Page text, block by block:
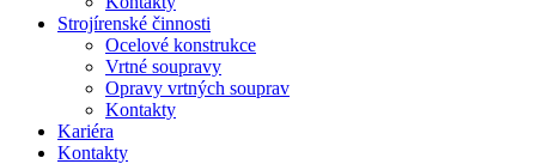
Strojírenské činnosti
Ocelové konstrukce
Vrtné soupravy
Opravy vrtných souprav
Kontakty
Kariéra
Kontakty